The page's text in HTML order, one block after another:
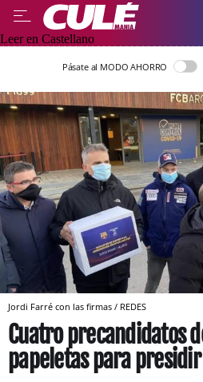
Leer en Castellano
Pásate al MODO AHORRO
Jordi Farré con las firmas / REDES
Cuatro precandidatos
papeletas para